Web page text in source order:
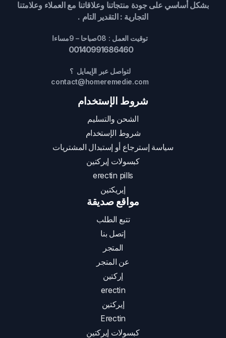
بشكل أساسي على جودة منتجاتنا وعلاقاتنا مع العملاء وعلامتنا
التجارية : التقدير التام .
توقيت العمل : 08صباحا – 9مساءا
00140991686460
لتواصل عبر الإيمايل ؟
contact@homeremedie.com
شروط الإستخدام
الشحن والتسليم
شروط الإستخدام
سياسة إسترجاع أو إستبدال المشتريات
كبسولات إيركتين
erectin pills
إيريكتين
مواقع صديقة
تتبع الطلب
إتصل بنا
المتجر
عن المتجر
إركتين
erectin
إيركتين
Erectin
كبسولات إيركتين